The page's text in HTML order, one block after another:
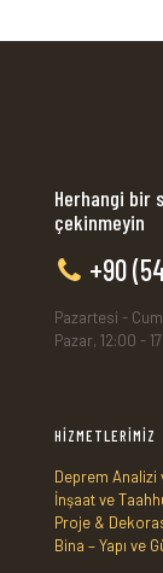
Herhangi bir
çekinmeyin
+90
Pazartesi -
Pazar, 12:00 -
HİZMETLERİMİZ
Deprem Analizi
İnşaat ve
Proje &
Bina – Yapı ve